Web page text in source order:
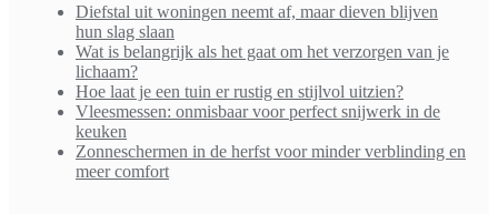
Diefstal uit woningen neemt af, maar dieven blijven
hun slag slaan
Wat is belangrijk als het gaat om het verzorgen van je
lichaam?
Hoe laat je een tuin er rustig en stijlvol uitzien?
Vleesmessen: onmisbaar voor perfect snijwerk in de
keuken
Zonneschermen in de herfst voor minder verblinding en
meer comfort